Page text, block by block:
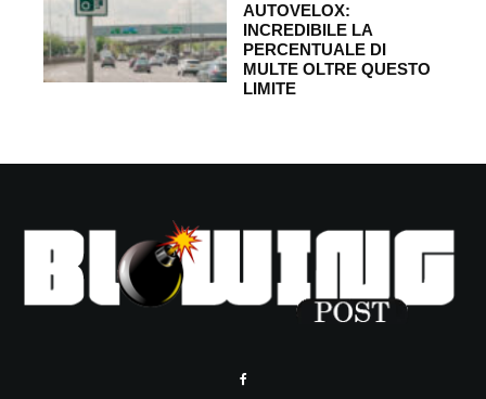
AUTOVELOX:
INCREDIBILE LA
PERCENTUALE DI
MULTE OLTRE QUESTO
LIMITE